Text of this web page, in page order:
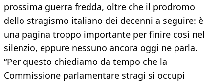
prossima guerra fredda, oltre che il prodromo
dello stragismo italiano dei decenni a seguire: è
una pagina troppo importante per finire così nel
silenzio, eppure nessuno ancora oggi ne parla.
“Per questo chiediamo da tempo che la
Commissione parlamentare stragi si occupi